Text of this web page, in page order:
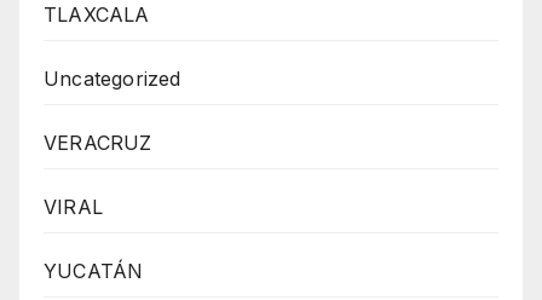
TLAXCALA
Uncategorized
VERACRUZ
VIRAL
YUCATÁN